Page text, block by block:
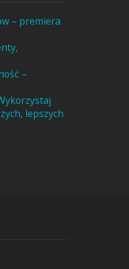
– premiera
–
lepszych